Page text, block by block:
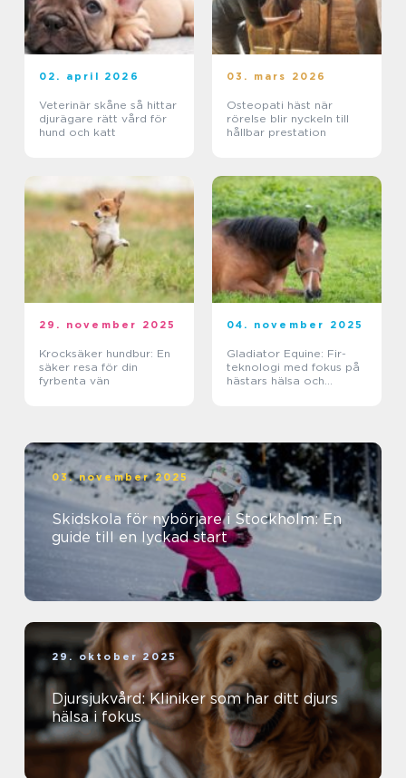
02. april 2026
Veterinär skåne så hittar
djurägare rätt vård för
hund och katt
03. mars 2026
Osteopati häst när
rörelse blir nyckeln till
hållbar prestation
29. november 2025
Krocksäker hundbur: En
säker resa för din
fyrbenta vän
04. november 2025
Gladiator Equine: Fir-
teknologi med fokus på
hästars hälsa och
03. november 2025
Skidskola för nybörjare i Stockholm: En
guide till en lyckad start
29. oktober 2025
Djursjukvård: Kliniker som har ditt djurs
hälsa i fokus